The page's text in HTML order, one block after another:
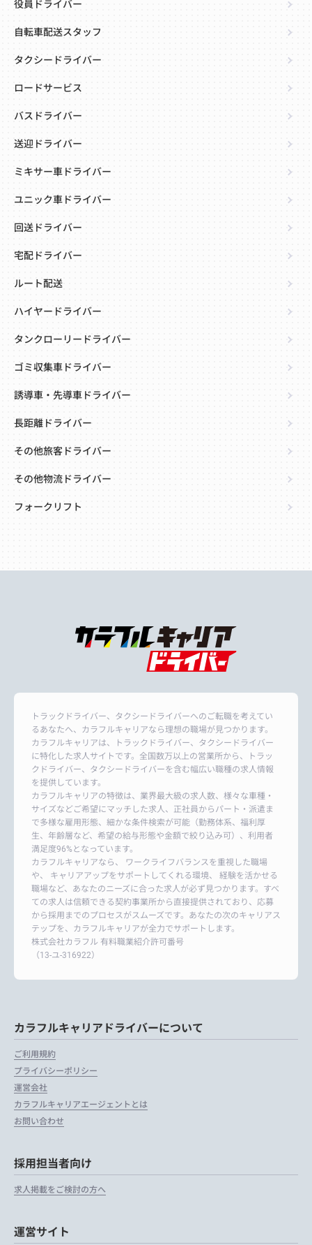
役員ドライバー
自転車配送スタッフ
タクシードライバー
ロードサービス
バスドライバー
送迎ドライバー
ミキサー車ドライバー
ユニック車ドライバー
回送ドライバー
宅配ドライバー
ルート配送
ハイヤードライバー
タンクローリードライバー
ゴミ収集車ドライバー
誘導車・先導車ドライバー
長距離ドライバー
その他旅客ドライバー
その他物流ドライバー
フォークリフト
トラックドライバー、タクシードライバーへのご転職を考えてい
るあなたへ、カラフルキャリアなら理想の職場が見つかります。
カラフルキャリアは、トラックドライバー、タクシードライバー
に特化した求人サイトです。全国数万以上の営業所から、トラッ
クドライバー、タクシードライバーを含む幅広い職種の求人情報
を提供しています。
カラフルキャリアの特徴は、業界最大級の求人数、様々な車種・
サイズなどご希望にマッチした求人、正社員からパート・派遣ま
で多様な雇用形態、細かな条件検索が可能（勤務体系、福利厚
生、年齢層など、希望の給与形態や金額で絞り込み可）、利用者
満足度96%となっています。
カラフルキャリアなら、 ワークライフバランスを重視した職場
や、 キャリアアップをサポートしてくれる環境、 経験を活かせる
職場など、あなたのニーズに合った求人が必ず見つかります。すべ
ての求人は信頼できる契約事業所から直接提供されており、応募
から採用までのプロセスがスムーズです。あなたの次のキャリアス
テップを、カラフルキャリアが全力でサポートします。
株式会社カラフル 有料職業紹介許可番号
（13-ユ-316922）
カラフルキャリアドライバーについて
ご利用規約
プライバシーポリシー
運営会社
カラフルキャリアエージェントとは
お問い合わせ
採用担当者向け
求人掲載をご検討の方へ
運営サイト